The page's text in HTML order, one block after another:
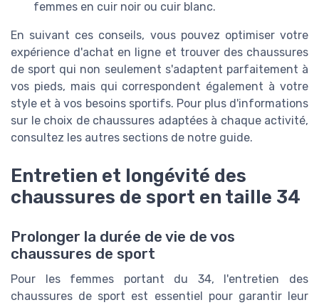
femmes en cuir noir ou cuir blanc.
En suivant ces conseils, vous pouvez optimiser votre
expérience d'achat en ligne et trouver des chaussures
de sport qui non seulement s'adaptent parfaitement à
vos pieds, mais qui correspondent également à votre
style et à vos besoins sportifs. Pour plus d'informations
sur le choix de chaussures adaptées à chaque activité,
consultez les autres sections de notre guide.
Entretien et longévité des
chaussures de sport en taille 34
Prolonger la durée de vie de vos
chaussures de sport
Pour les femmes portant du 34, l'entretien des
chaussures de sport est essentiel pour garantir leur